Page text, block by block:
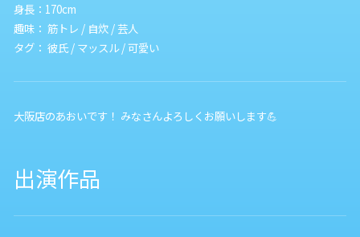
身長：170cm
趣味： 筋トレ / 自炊 / 芸人
タグ： 彼氏 / マッスル / 可愛い
大阪店のあおいです！ みなさんよろしくお願いします💪
出演作品